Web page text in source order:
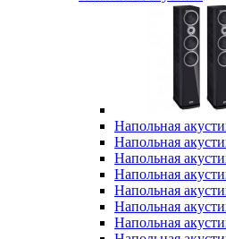
Напольная
Напольная
Напольная
Напольная
Напольная
Напольная
Напольная